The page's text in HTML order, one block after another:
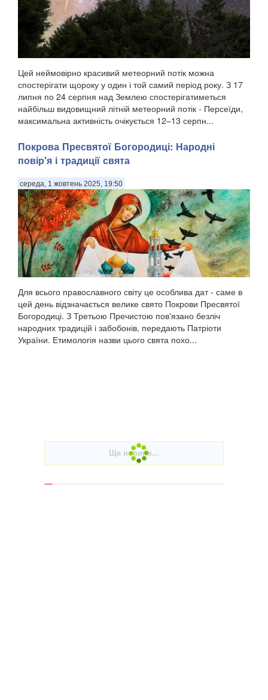
Цей неймовірно красивий метеорний потік можна
спостерігати щороку у один і той самий період року. З 17
липня по 24 серпня над Землею спостерігатиметься
найбільш видовищний літній метеорний потік - Персеїди,
максимальна активність очікується 12–13 серпн...
Покрова Пресвятої Богородиці: Народні
повір'я і традиції свята
середа, 1 жовтень 2025, 19:50
Для всього православного світу це особлива дат - саме в
цей день відзначається велике свято Покрови Пресвятої
Богородиці. З Третьою Пречистою пов'язано безліч
народних традицій і забобонів, передають Патріоти
України. Етимологія назви цього свята похо...